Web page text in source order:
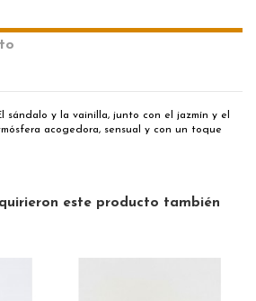
sándalo y la vainilla, junto con el jazmín y el
acogedora, sensual y con un toque
este producto también